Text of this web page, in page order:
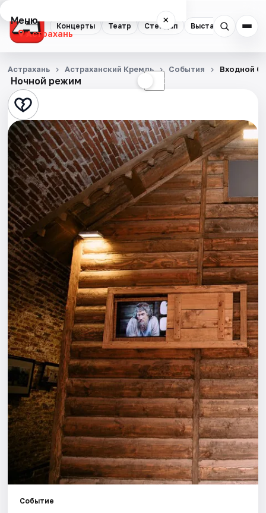
Концерты Театр Стендап Выставки
Меню ×
Астрахань
Концерты
Театр
Стендап
Выставки
Квесты
Экскурсии
Спорт
События
Города
Площадки
Артисты
Рейтинги
Ночной режим ☾
Астрахань Астраханский Кремль События Входной
Событие